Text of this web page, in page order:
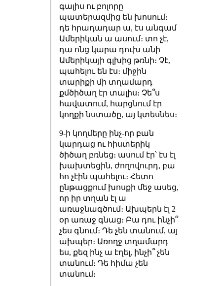
գալիս ու բոլորը
պատերազմից են խոսում։
դե հրադադար ա, էս անգամ
Ամերիկան ա ասում։ տո չէ,
դա ոնց կարա դուխ անի
Ամերիկայի գլխից թռնի։ Չէ,
պահելու են էս։ միջին
տարիքի մի տղամարդ
քմծիծաղ էր տալիս։ Չե՞ս
հավատում, հարցնում էր
կողքի նստածը, այ կտեսնես։
9-ի կողմերը ինչ-որ բան
կարդաց ու հիստերիկ
ծիծաղ բռնեց։ ասում էր՝ էս էլ
խախտեցին, ժողովուրդ, բա
հո չէին պահելու։ Հետո
ընթացքում խոսքի մեջ ասեց,
որ իր տղան էլ ա
առաջնագծում։ Ախպերն էլ 2
օր առաջ գնաց։ Բա դու ինչի՞
չես գնում։ Դե չեն տանում, այ
ախպեր։ Առողջ տղամարդ
ես, քեզ ինչ ա էղել, ինչի՞ չեն
տանում։ Դե հիմա չեն
տանում։